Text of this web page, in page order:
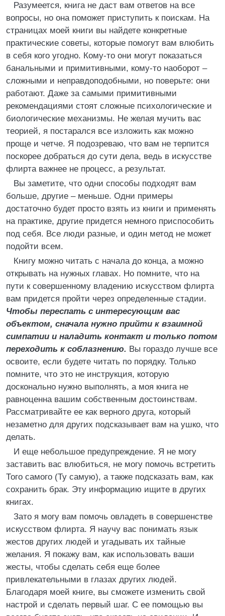
Разумеется, книга не даст вам ответов на все
вопросы, но она поможет приступить к поискам. На
страницах моей книги вы найдете конкретные
практические советы, которые помогут вам влюбить
в себя кого угодно. Кому-то они могут показаться
банальными и примитивными, кому-то наоборот –
сложными и неправдоподобными, но поверьте: они
работают. Даже за самыми примитивными
рекомендациями стоят сложные психологические и
биологические механизмы. Не желая мучить вас
теорией, я постарался все изложить как можно
проще и четче. Я подозреваю, что вам не терпится
поскорее добраться до сути дела, ведь в искусстве
флирта важнее не процесс, а результат.
Вы заметите, что одни способы подходят вам
больше, другие – меньше. Одни примеры
достаточно будет просто взять из книги и применять
на практике, другие придется немного приспособить
под себя. Все люди разные, и один метод не может
подойти всем.
Книгу можно читать с начала до конца, а можно
открывать на нужных главах. Но помните, что на
пути к совершенному владению искусством флирта
вам придется пройти через определенные стадии.
Чтобы переспать с интересующим вас
объектом, сначала нужно прийти к взаимной
симпатии и наладить контакт и только потом
переходить к соблазнению. Вы гораздо лучше все
освоите, если будете читать по порядку. Только
помните, что это не инструкция, которую
досконально нужно выполнять, а моя книга не
равноценна вашим собственным достоинствам.
Рассматривайте ее как верного друга, который
незаметно для других подсказывает вам на ушко, что
делать.
И еще небольшое предупреждение. Я не могу
заставить вас влюбиться, не могу помочь встретить
Того самого (Ту самую), а также подсказать вам, как
сохранить брак. Эту информацию ищите в других
книгах.
Зато я могу вам помочь овладеть в совершенстве
искусством флирта. Я научу вас понимать язык
жестов других людей и угадывать их тайные
желания. Я покажу вам, как использовать ваши
жесты, чтобы сделать себя еще более
привлекательными в глазах других людей.
Благодаря моей книге, вы сможете изменить свой
настрой и сделать первый шаг. С ее помощью вы